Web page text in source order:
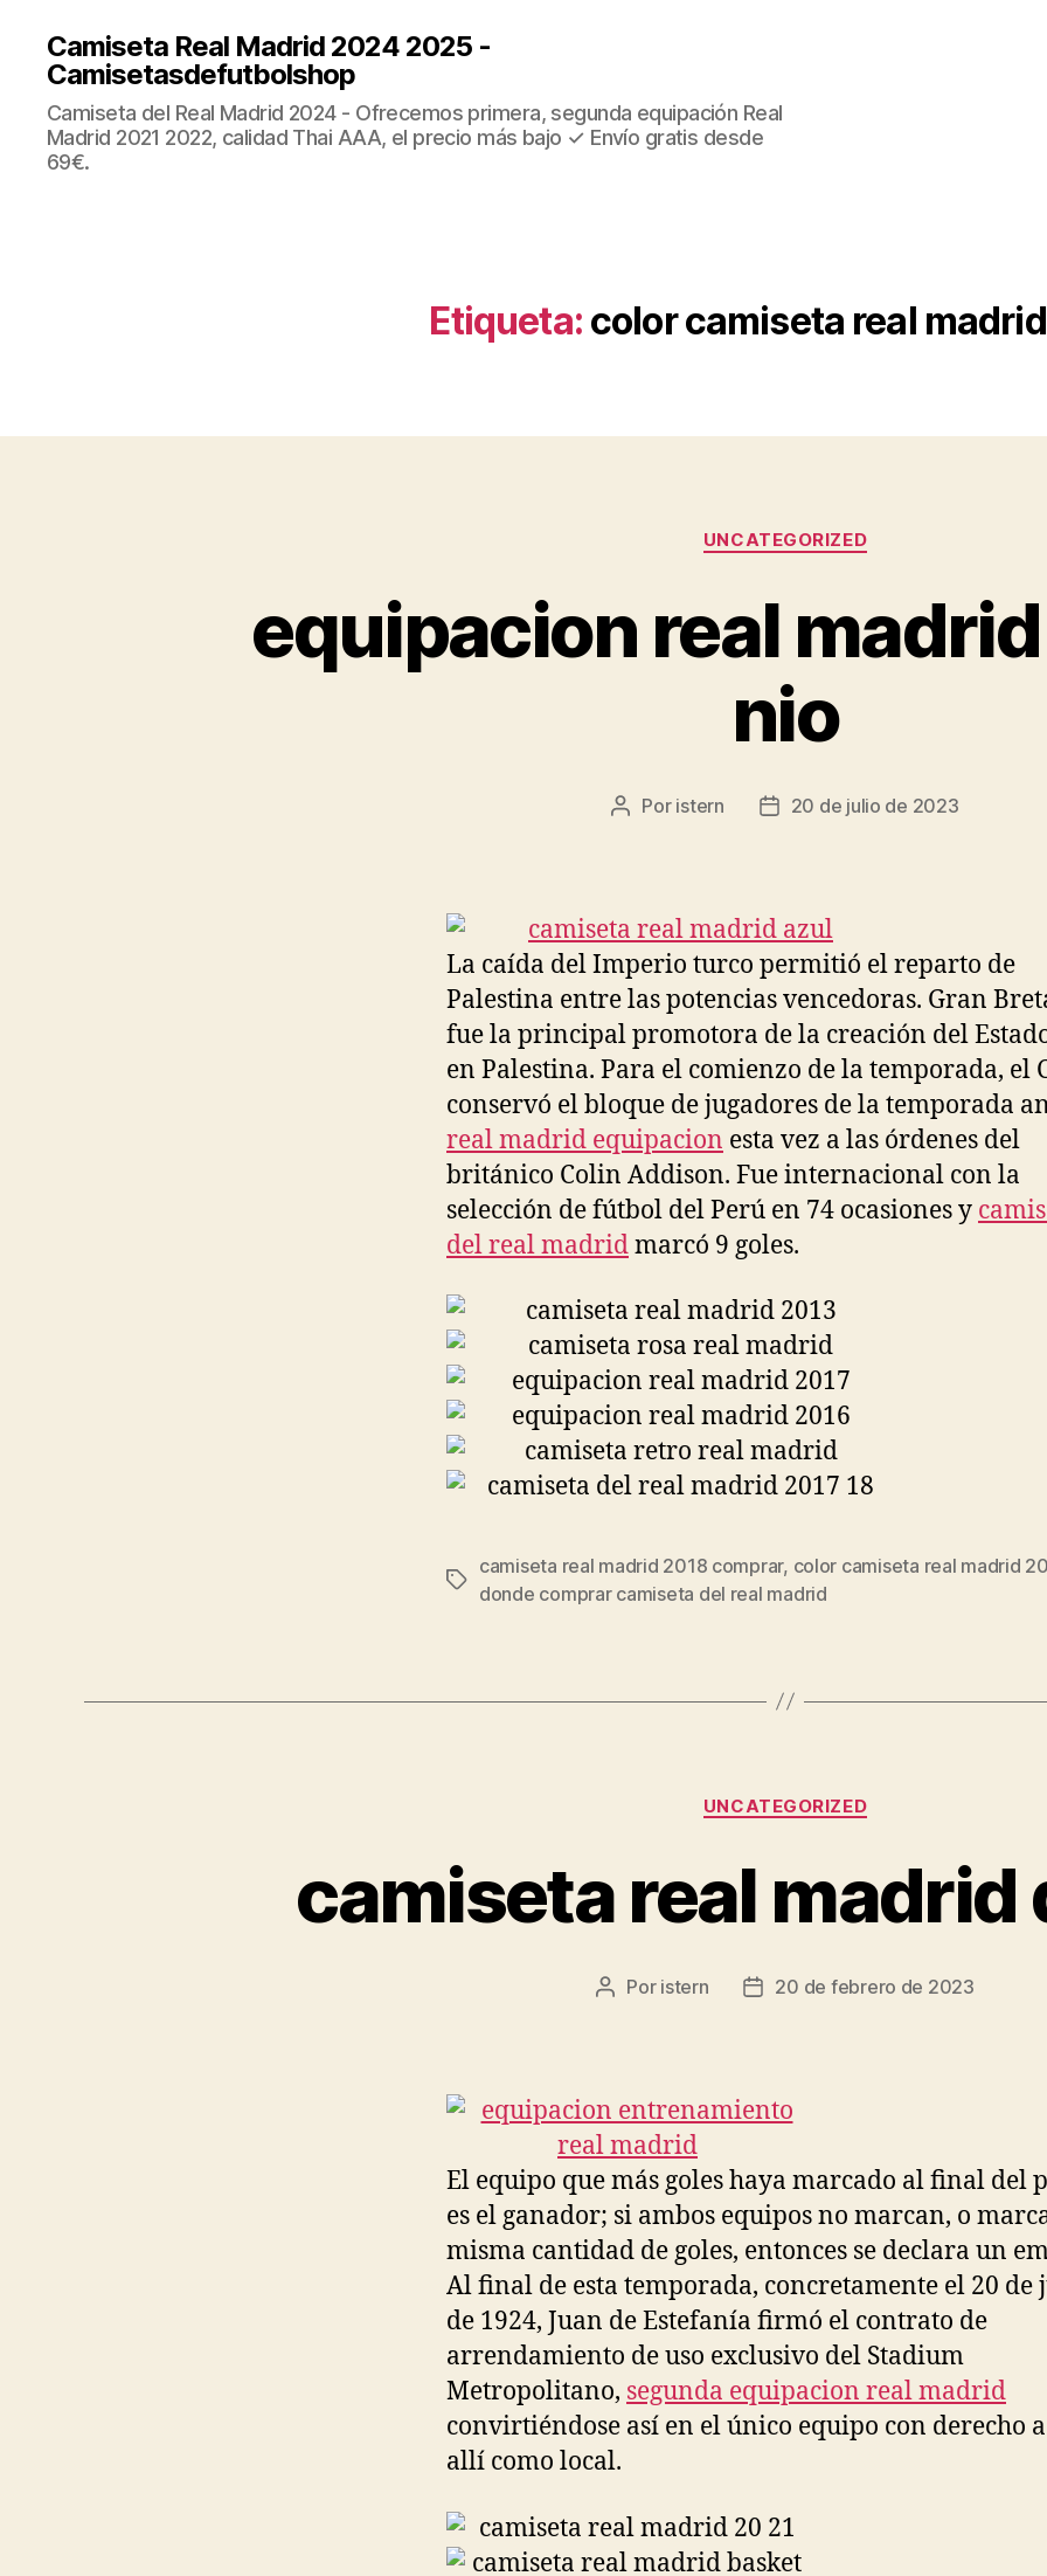
Camiseta Real Madrid 2024 2025 -
Camisetasdefutbolshop
Camiseta del Real Madrid 2024 - Ofrecemos primera, segunda equipación Real
Madrid 2021 2022, calidad Thai AAA, el precio más bajo ✓ Envío gratis desde
69€.
Etiqueta: color camiseta real
Categorías
UNCATEGORIZED
equipacion real
nio
Autor
Por istern
Fecha20 de julio de 2023
La caída del Imperio turco permitió el reparto de
Palestina entre las potencias vencedoras. Gran
fue la principal promotora de la creación del
en Palestina. Para el comienzo de la temporada, el
conservó el bloque de jugadores de la temporada
real madrid equipacion esta vez a las órdenes del
británico Colin Addison. Fue internacional con la
selección de fútbol del Perú en 74 ocasiones y
del real madridmarcó 9 goles.
Etiquetas
camiseta real madrid 2018 comprar, color camiseta real madrid
donde comprar camiseta del real madrid
Categorías
UNCATEGORIZED
camiseta real madrid
Autor
Por istern
Fecha20 de febrero de 2023
El equipo que más goles haya marcado al final del
es el ganador; si ambos equipos no marcan, o
misma cantidad de goles, entonces se declara un
Al final de esta temporada, concretamente el 20 de
de 1924, Juan de Estefanía firmó el contrato de
arrendamiento de uso exclusivo del Stadium
Metropolitano, segunda equipacion real madrid
convirtiéndose así en el único equipo con derecho
allí como local.